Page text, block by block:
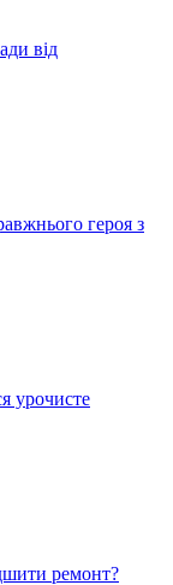
від
героя з
урочисте
ремонт?